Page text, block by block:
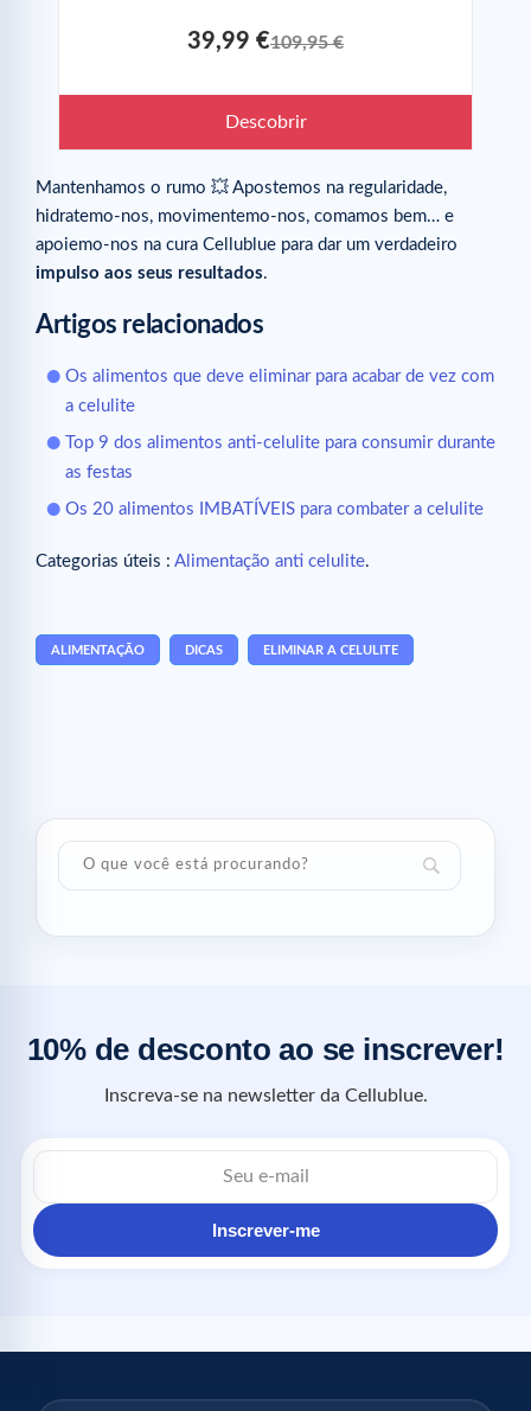
39,99 €109,95 €
Descobrir
Mantenhamos o rumo 💥 Apostemos na regularidade,
hidratemo-nos, movimentemo-nos, comamos bem… e
apoiemo-nos na cura Cellublue para dar um verdadeiro
impulso aos seus resultados.
Artigos relacionados
Os alimentos que deve eliminar para acabar de vez com
a celulite
Top 9 dos alimentos anti-celulite para consumir durante
as festas
Os 20 alimentos IMBATÍVEIS para combater a celulite
Categorias úteis : Alimentação anti celulite.
ALIMENTAÇÃO DICAS ELIMINAR A CELULITE
10% de desconto ao se inscrever!
Inscreva-se na newsletter da Cellublue.
Inscrever-me